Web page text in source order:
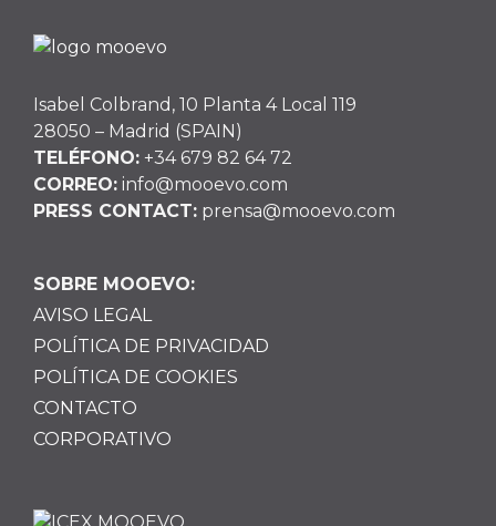
Isabel Colbrand, 10 Planta 4 Local 119
28050 – Madrid (SPAIN)
TELÉFONO: +34 679 82 64 72
CORREO: info@mooevo.com
PRESS CONTACT: prensa@mooevo.com
SOBRE MOOEVO:
AVISO LEGAL
POLÍTICA DE PRIVACIDAD
POLÍTICA DE COOKIES
CONTACTO
CORPORATIVO